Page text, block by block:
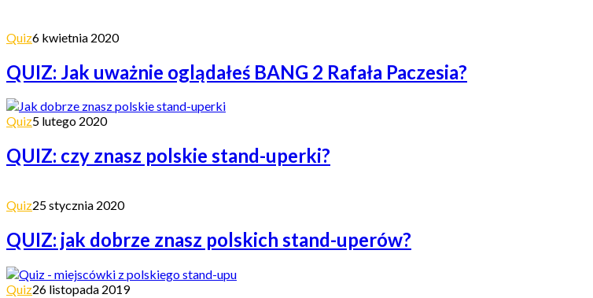
Quiz6 kwietnia 2020
QUIZ: Jak uważnie oglądałeś BANG 2 Rafała Paczesia?
Quiz5 lutego 2020
QUIZ: czy znasz polskie stand-uperki?
Quiz25 stycznia 2020
QUIZ: jak dobrze znasz polskich stand-uperów?
Quiz26 listopada 2019